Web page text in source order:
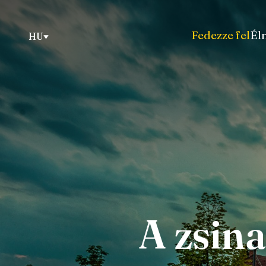
HU Fedezze fel
A